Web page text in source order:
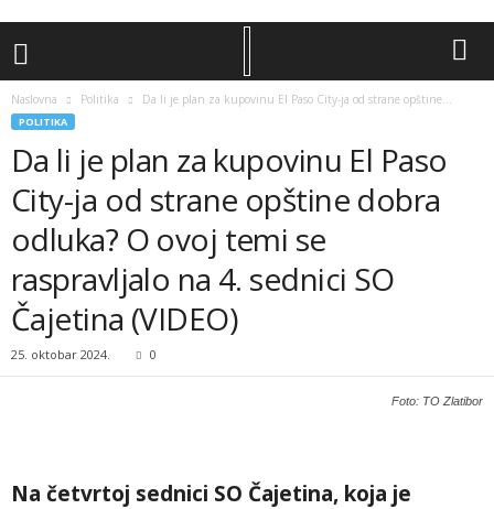
Naslovna Politika Da li je plan za kupovinu El Paso City-ja od strane opštine...
POLITIKA
Da li je plan za kupovinu El Paso
City-ja od strane opštine dobra
odluka? O ovoj temi se
raspravljalo na 4. sednici SO
Čajetina (VIDEO)
25. oktobar 2024. 0
Foto: TO Zlatibor
Na četvrtoj sednici SO Čajetina, koja je